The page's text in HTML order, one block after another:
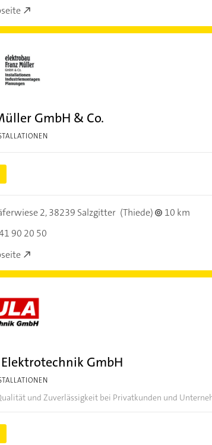
GmbH & Co.
2,38239 Salzgitter (Thiede)
10 km
90 20 50
Elektrotechnik GmbH
und Zuverlässigkeit bei Privatkunden und